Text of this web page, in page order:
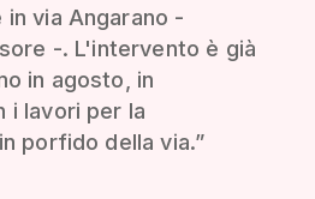
via Angarano -
-. L'intervento è già
in agosto, in
i lavori per la
porfido della via.”